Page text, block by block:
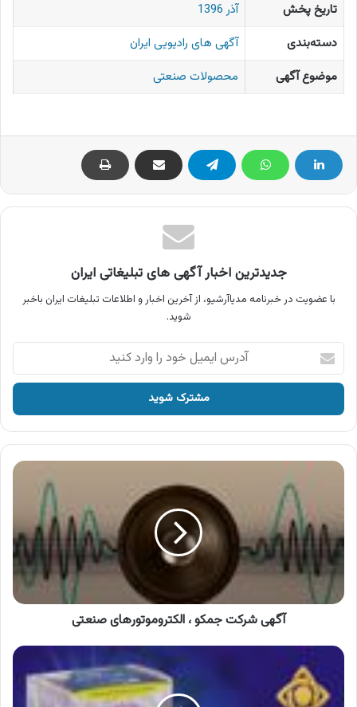
تاریخ پخش
آذر 1396
دسته‌بندی
آگهی های رادیویی ایران
موضوع آگهی
محصولات صنعتی
جدیدترین اخبار آگهی های تبلیغاتی ایران
با عضویت در خبرنامه مدیاآرشیو، از آخرین اخبار و اطلاعات تبلیغات ایران باخبر
شوید.
آدرس
ایمیل
خود
وارد
کنید
آگهی
الکتروموتورهای
صنعتی
آگهی شرکت جمکو ، الکتروموتورهای صنعتی
آگهی